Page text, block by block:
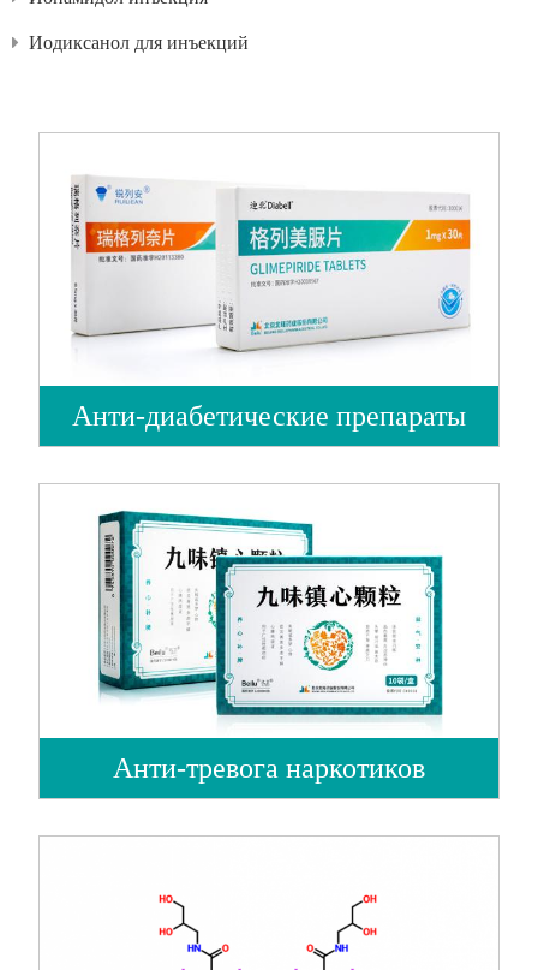
Иодиксанол для инъекций
Анти-диабетические препараты
Анти-тревога наркотиков